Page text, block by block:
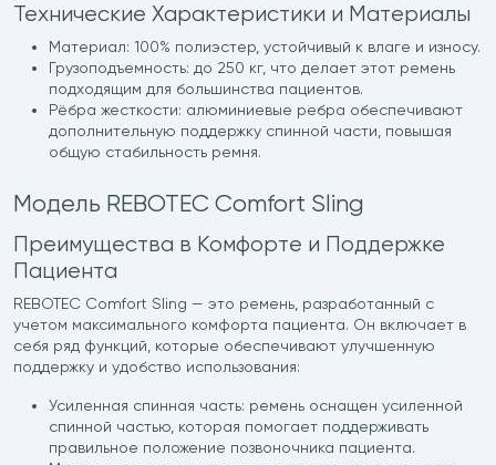
Технические Характеристики и Материалы
Материал: 100% полиэстер, устойчивый к влаге и износу.
Грузоподъемность: до 250 кг, что делает этот ремень
подходящим для большинства пациентов.
Рёбра жесткости: алюминиевые ребра обеспечивают
дополнительную поддержку спинной части, повышая
общую стабильность ремня.
Модель REBOTEC Comfort Sling
Преимущества в Комфорте и Поддержке
Пациента
REBOTEC Comfort Sling — это ремень, разработанный с
учетом максимального комфорта пациента. Он включает в
себя ряд функций, которые обеспечивают улучшенную
поддержку и удобство использования:
Усиленная спинная часть: ремень оснащен усиленной
спинной частью, которая помогает поддерживать
правильное положение позвоночника пациента.